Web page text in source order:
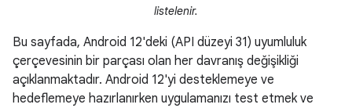
listelenir.
Bu sayfada, Android 12'deki (API düzeyi 31) uyumluluk
çerçevesinin bir parçası olan her davranış değişikliği
açıklanmaktadır. Android 12'yi desteklemeye ve
hedeflemeye hazırlanırken uygulamanızı test etmek ve